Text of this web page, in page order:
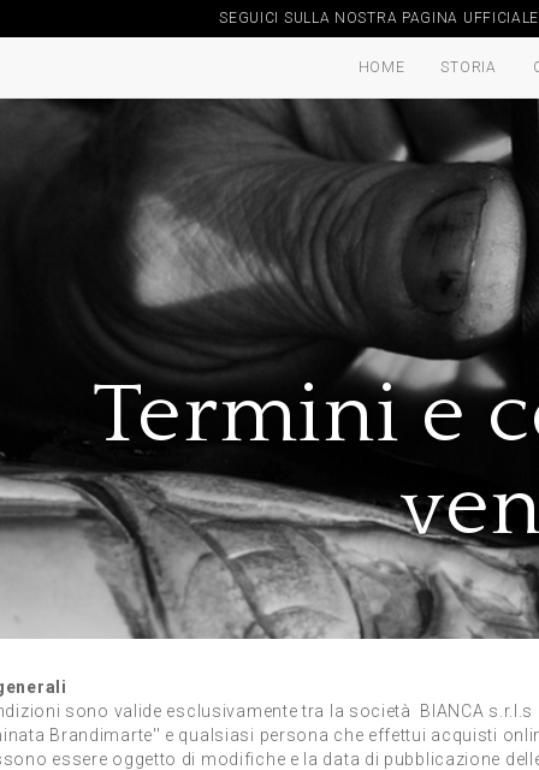
SEGUICI SULLA NOSTRA PAGINA
HOME STORIA
Termini e
sono valide esclusivamente tra la società BIANCA
Brandimarte'' e qualsiasi persona che effettui acquisti
essere oggetto di modifiche e la data di pubblicazione